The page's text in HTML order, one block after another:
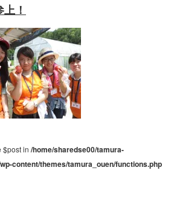
！
$post in /home/sharedse00/tamura-
content/themes/tamura_ouen/functions.php